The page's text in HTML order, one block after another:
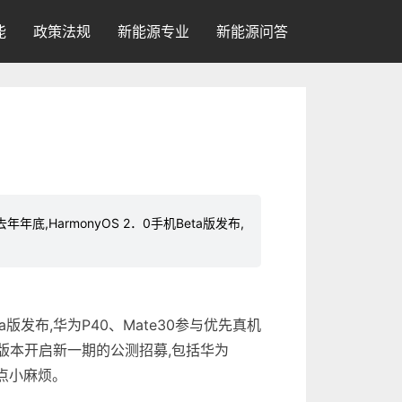
政策法规 新能源专业 新能源问答
年年底,HarmonyOS 2．0手机Beta版发布,
发布,华为P40、Mate30参与优先真机
本开启新一期的公测招募,包括华为
麻烦。